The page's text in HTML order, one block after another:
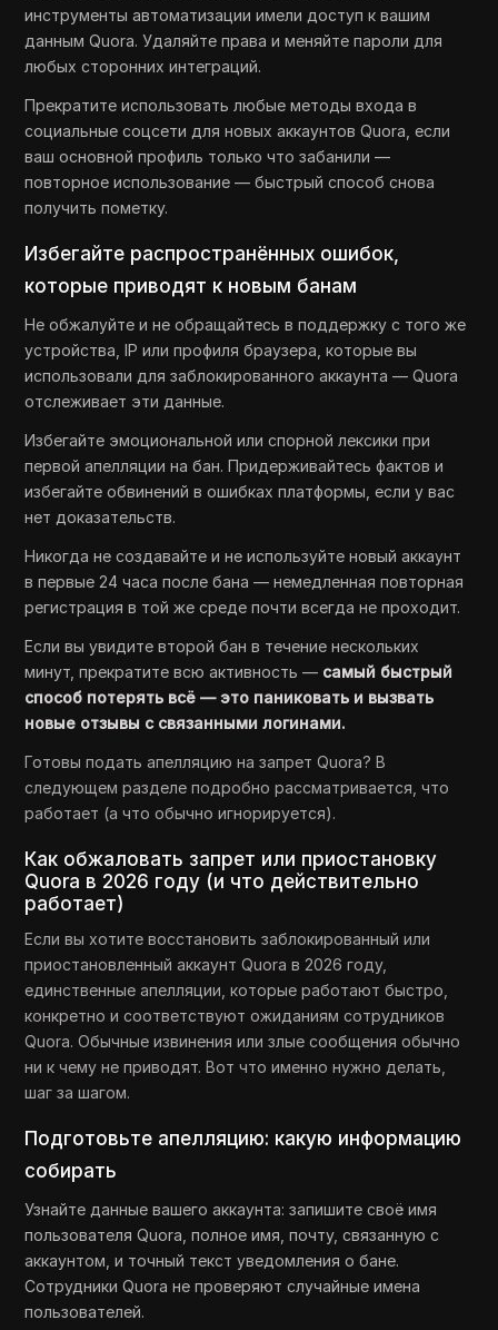
инструменты автоматизации имели доступ к вашим
данным Quora. Удаляйте права и меняйте пароли для
любых сторонних интеграций.
Прекратите использовать любые методы входа в
социальные соцсети для новых аккаунтов Quora, если
ваш основной профиль только что забанили —
повторное использование — быстрый способ снова
получить пометку.
Избегайте распространённых ошибок,
которые приводят к новым банам
Не обжалуйте и не обращайтесь в поддержку с того же
устройства, IP или профиля браузера, которые вы
использовали для заблокированного аккаунта — Quora
отслеживает эти данные.
Избегайте эмоциональной или спорной лексики при
первой апелляции на бан. Придерживайтесь фактов и
избегайте обвинений в ошибках платформы, если у вас
нет доказательств.
Никогда не создавайте и не используйте новый аккаунт
в первые 24 часа после бана — немедленная повторная
регистрация в той же среде почти всегда не проходит.
Если вы увидите второй бан в течение нескольких
минут, прекратите всю активность — самый быстрый
способ потерять всё — это паниковать и вызвать
новые отзывы с связанными логинами.
Готовы подать апелляцию на запрет Quora? В
следующем разделе подробно рассматривается, что
работает (а что обычно игнорируется).
Как обжаловать запрет или приостановку
Quora в 2026 году (и что действительно
работает)
Если вы хотите восстановить заблокированный или
приостановленный аккаунт Quora в 2026 году,
единственные апелляции, которые работают быстро,
конкретно и соответствуют ожиданиям сотрудников
Quora. Обычные извинения или злые сообщения обычно
ни к чему не приводят. Вот что именно нужно делать,
шаг за шагом.
Подготовьте апелляцию: какую информацию
собирать
Узнайте данные вашего аккаунта: запишите своё имя
пользователя Quora, полное имя, почту, связанную с
аккаунтом, и точный текст уведомления о бане.
Сотрудники Quora не проверяют случайные имена
пользователей.